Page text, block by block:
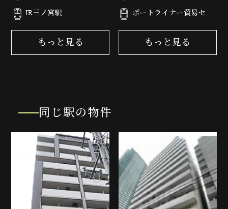
JR三ノ宮駅
もっと見る
ポートライナー貿易セン
もっと見る
同じ駅の物件